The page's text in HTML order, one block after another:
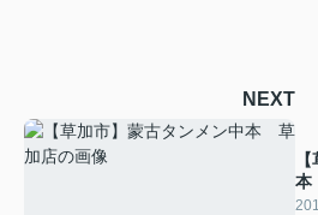
NEXT